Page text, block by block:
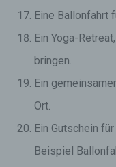
Eine Ballonfahrt
Ein Yoga-
bringen.
Ein
Ort.
Ein Gutschein
Beispiel